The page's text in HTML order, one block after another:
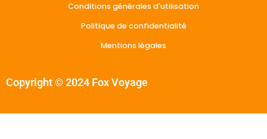
Conditions générales d'utilisation
Politique de confidentialité
Mentions légales
Copyright © 2024 Fox Voyage